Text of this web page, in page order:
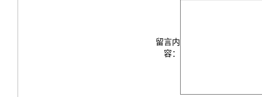
留言内
容：